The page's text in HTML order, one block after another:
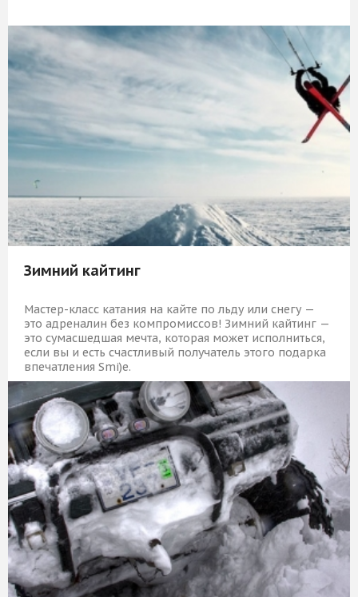
5 839 Р КУПИТЬ
Зимний кайтинг
Мастер-класс катания на кайте по льду или снегу —
это адреналин без компромиссов! Зимний кайтинг —
это сумасшедшая мечта, которая может исполниться,
если вы и есть счастливый получатель этого подарка
впечатления Smi)e.
5 919 Р КУПИТЬ